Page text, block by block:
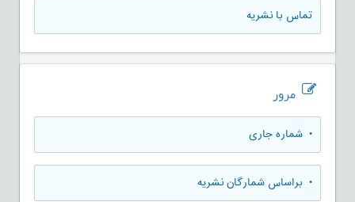
تماس با نشریه
مرور
• شماره جاری
• براساس شمارگان نشریه